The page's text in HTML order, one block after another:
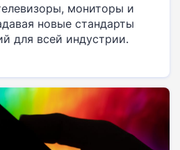
мониторы и
новые стандарты
для всей индустрии.